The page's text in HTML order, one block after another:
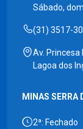
Sábado,
(31) 3517-
Av. Princesa
Lagoa dos
MINAS SERRA
2ª: Fechado